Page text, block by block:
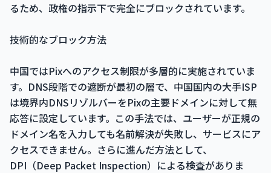
るため、政権の指示下で完全にブロックされています。
技術的なブロック方法
中国ではPixへのアクセス制限が多層的に実施されていま
す。DNS段階での遮断が最初の層で、中国国内の大手ISP
は境界内DNSリゾルバーをPixの主要ドメインに対して無
応答に設定しています。この手法では、ユーザーが正規の
ドメイン名を入力しても名前解決が失敗し、サービスにア
クセスできません。さらに進んだ方法として、
DPI（Deep Packet Inspection）による検査がありま